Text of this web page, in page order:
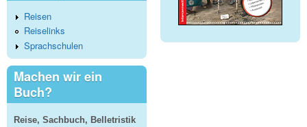
Reisen
Reiselinks
Sprachschulen
Machen wir ein
Buch?
Reise, Sachbuch, Belletristik